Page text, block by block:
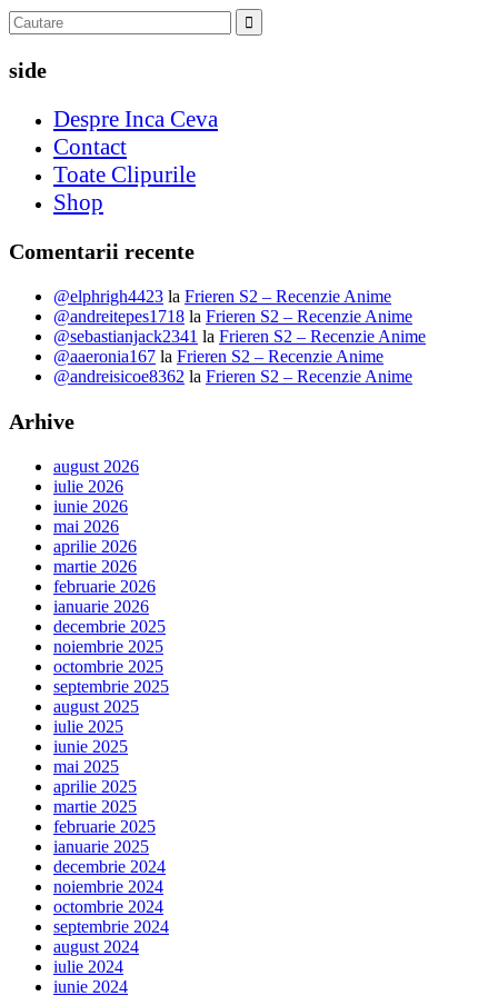
side
Despre Inca Ceva
Contact
Toate Clipurile
Shop
Comentarii recente
@elphrigh4423 la Frieren S2 – Recenzie Anime
@andreitepes1718 la Frieren S2 – Recenzie Anime
@sebastianjack2341 la Frieren S2 – Recenzie Anime
@aaeronia167 la Frieren S2 – Recenzie Anime
@andreisicoe8362 la Frieren S2 – Recenzie Anime
Arhive
august 2026
iulie 2026
iunie 2026
mai 2026
aprilie 2026
martie 2026
februarie 2026
ianuarie 2026
decembrie 2025
noiembrie 2025
octombrie 2025
septembrie 2025
august 2025
iulie 2025
iunie 2025
mai 2025
aprilie 2025
martie 2025
februarie 2025
ianuarie 2025
decembrie 2024
noiembrie 2024
octombrie 2024
septembrie 2024
august 2024
iulie 2024
iunie 2024